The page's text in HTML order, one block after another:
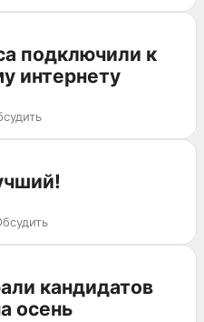
подключили к
интернету
кандидатов
осень